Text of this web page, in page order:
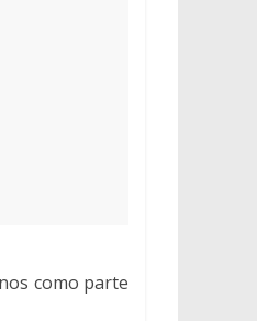
como parte